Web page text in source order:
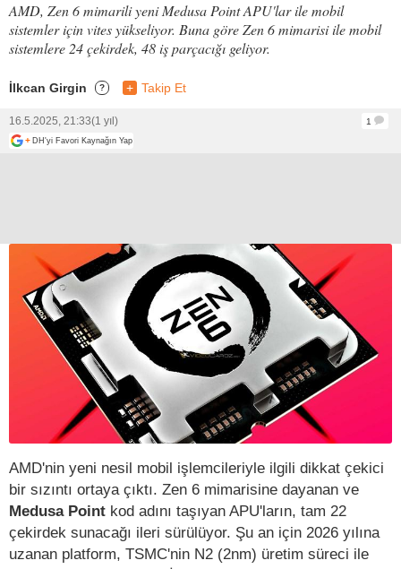
AMD, Zen 6 mimarili yeni Medusa Point APU'lar ile mobil
sistemler için vites yükseliyor. Buna göre Zen 6 mimarisi ile mobil
sistemlere 24 çekirdek, 48 iş parçacığı geliyor.
İlkcan Girgin ? + Takip Et
16.5.2025, 21:33(1 yıl)
1
+ DH'yi Favori Kaynağın Yap
AMD'nin yeni nesil mobil işlemcileriyle ilgili dikkat çekici
bir sızıntı ortaya çıktı. Zen 6 mimarisine dayanan ve
Medusa Point kod adını taşıyan APU'ların, tam 22
çekirdek sunacağı ileri sürülüyor. Şu an için 2026 yılına
uzanan platform, TSMC'nin N2 (2nm) üretim süreci ile